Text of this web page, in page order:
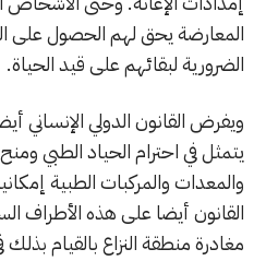
المعارضة يحق لهم الحصول على
الضرورية لبقائهم على قيد الحياة.
ويفرض القانون الدولي الإنساني
يتمثل في احترام الحياد الطبي
والمعدات والمركبات الطبية
القانون أيضا على هذه الأطراف
مغادرة منطقة النزاع بالقيام